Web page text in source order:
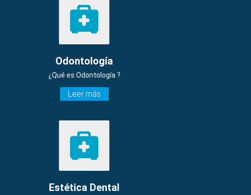
Odontología
¿Qué es Odontología ?
Leer más
Estética Dental